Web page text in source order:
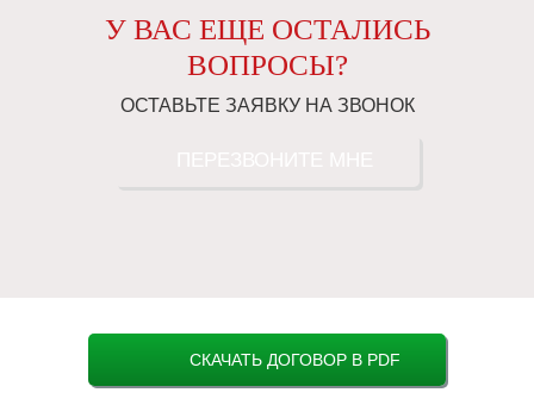
У ВАС ЕЩЕ ОСТАЛИСЬ
ВОПРОСЫ?
ОСТАВЬТЕ ЗАЯВКУ НА ЗВОНОК
СКАЧАТЬ ДОГОВОР В PDF